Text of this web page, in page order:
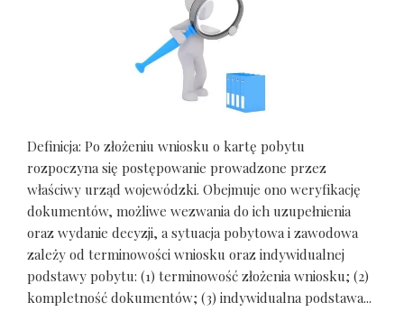
Definicja: Po złożeniu wniosku o kartę pobytu
rozpoczyna się postępowanie prowadzone przez
właściwy urząd wojewódzki. Obejmuje ono weryfikację
dokumentów, możliwe wezwania do ich uzupełnienia
oraz wydanie decyzji, a sytuacja pobytowa i zawodowa
zależy od terminowości wniosku oraz indywidualnej
podstawy pobytu: (1) terminowość złożenia wniosku; (2)
kompletność dokumentów; (3) indywidualna podstawa...